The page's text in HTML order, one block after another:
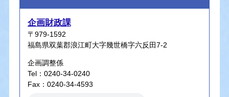
企画財政課
〒979-1592
福島県双葉郡浪江町大字幾世橋字六反田7-2
企画調整係
Tel：0240-34-0240
Fax：0240-34-4593